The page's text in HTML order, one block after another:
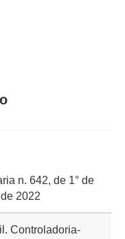
n. 642, de 1° de
2022
Controladoria-